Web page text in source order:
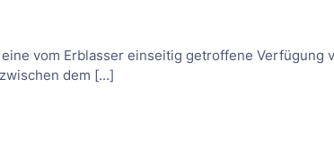
vom Erblasser einseitig getroffene Verfügung
dem [...]